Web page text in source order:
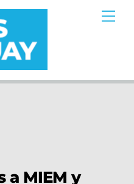
a MIEM y